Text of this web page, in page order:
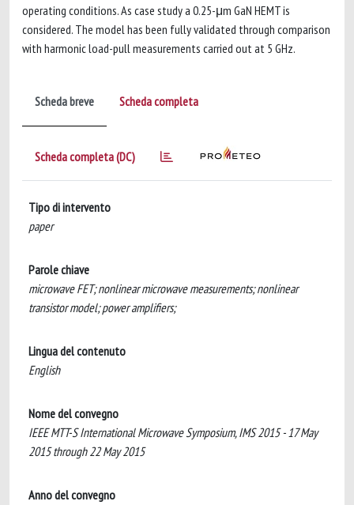
operating conditions. As case study a 0.25-μm GaN HEMT is
considered. The model has been fully validated through comparison
with harmonic load-pull measurements carried out at 5 GHz.
Scheda breve Scheda completa
Scheda completa (DC)
Tipo di intervento
paper
Parole chiave
microwave FET; nonlinear microwave measurements; nonlinear
transistor model; power amplifiers;
Lingua del contenuto
English
Nome del convegno
IEEE MTT-S International Microwave Symposium, IMS 2015 - 17 May
2015 through 22 May 2015
Anno del convegno